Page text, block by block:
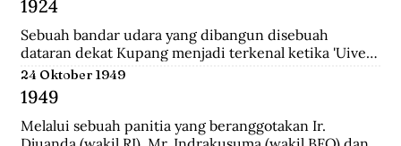
School (HIS) dan MULO di Solo, lalu ke AMS di
Yogyakarta, kemudian mengambil jurusan Teknik Sipil
di Technische Hoogeschool te Bandoeng (sekarang
ITB).
1924
Sebuah bandar udara yang dibangun disebuah
dataran dekat Kupang menjadi terkenal ketika 'Uiver',
pesawat Belanda KLM DC-2 yang sedang dicoba
menerbangi jalur niaga dari London ke Sydney
mendarat di situ untuk mengisi bahan bakar.
24 Oktober 1949
1949
Melalui sebuah panitia yang beranggotakan Ir.